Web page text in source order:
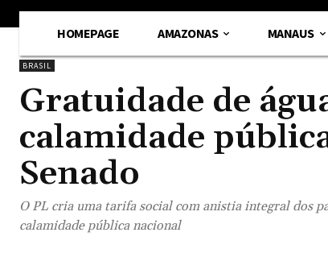
HOMEPAGE AMAZONAS MANAUS
BRASIL
Gratuidade de
calamidade
Senado
O PL cria uma tarifa social com anistia integral dos
calamidade pública nacional